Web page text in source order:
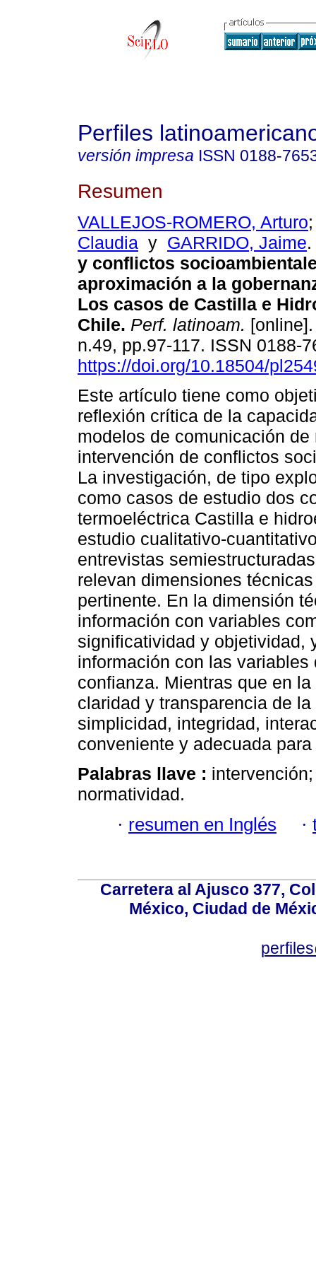
Perfiles
versión impresa ISSN 0188-
Resumen
VALLEJOS-ROMERO, Arturo
Claudia y GARRIDO, Jaime.
y conflictos
aproximación a la
Los casos de Castilla e
Chile. Perf. latinoam.
n.49, pp.97-117. ISSN 0188-
https://doi.org/10.18504/
Este artículo tiene como
reflexión crítica de la
modelos de comunicación de
intervención de conflictos
La investigación, de tipo
como casos de estudio dos
termoeléctrica Castilla e
estudio cualitativo-
entrevistas
relevan dimensiones
pertinente. En la dimensión
información con variables
significatividad y objetividad,
información con las
confianza. Mientras que en
claridad y transparencia de
simplicidad, integridad,
conveniente y adecuada
Palabras llave :
normatividad.
· resumen en Inglés ·
Carretera al Ajusco 377,
México, Ciudad de